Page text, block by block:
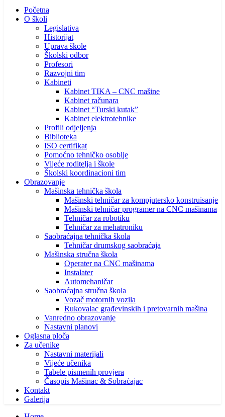
Početna
O školi
Legislativa
Historijat
Uprava škole
Školski odbor
Profesori
Razvojni tim
Kabineti
Kabinet TIKA – CNC mašine
Kabinet računara
Kabinet “Turski kutak”
Kabinet elektrotehnike
Profili odjeljenja
Biblioteka
ISO certifikat
Pomoćno tehničko osoblje
Vijeće roditelja i škole
Školski koordinacioni tim
Obrazovanje
Mašinska tehnička škola
Mašinski tehničar za kompjutersko konstruisanje
Mašinski tehničar programer na CNC mašinama
Tehničar za robotiku
Tehničar za mehatroniku
Saobraćajna tehnička škola
Tehničar drumskog saobraćaja
Mašinska stručna škola
Operater na CNC mašinama
Instalater
Automehaničar
Saobraćajna stručna škola
Vozač motornih vozila
Rukovalac građevinskih i pretovarnih mašina
Vanredno obrazovanje
Nastavni planovi
Oglasna ploča
Za učenike
Nastavni materijali
Vijeće učenika
Tabele pismenih provjera
Časopis Mašinac & Sobraćajac
Kontakt
Galerija